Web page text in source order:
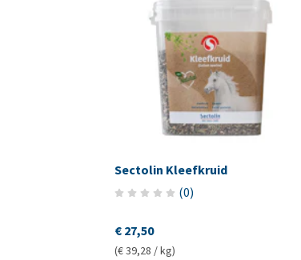
Sectolin Kleefkruid
(0)
€ 27,50
(€ 39,28 / kg)